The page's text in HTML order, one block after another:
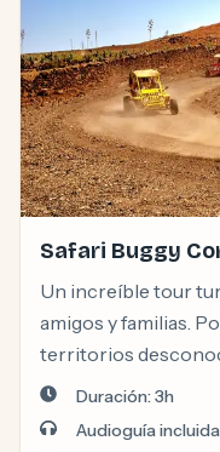
Safari Buggy
Un increíble tour
amigos y familias.
territorios
tierra cerca de
increíbles vistas
Duración: 3h
Audioguía incluida